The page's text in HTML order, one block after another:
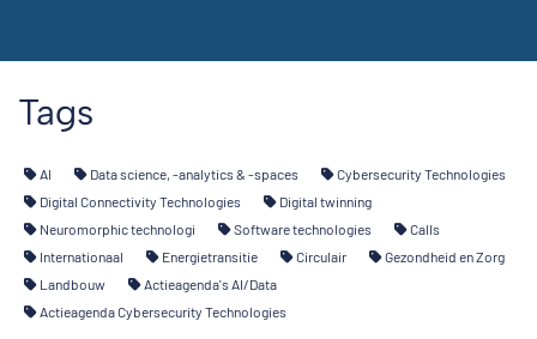
Tags
AI Data science, -analytics & -spaces
Cybersecurity Technologies
Digital Connectivity Technologies
Digital twinning
Neuromorphic technologi
Software technologies
Calls
Internationaal
Energietransitie Circulair
Gezondheid en Zorg
Landbouw
Actieagenda's AI/Data
Actieagenda Cybersecurity Technologies